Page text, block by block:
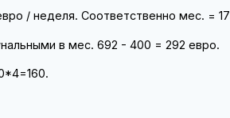
/ неделя. Соответственно мес. =
в мес. 692 - 400 = 292 евро.